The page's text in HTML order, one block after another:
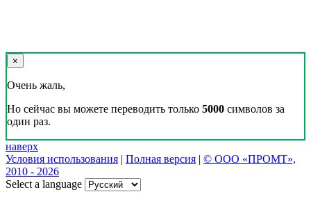
×
Очень жаль,
Но сейчас вы можете переводить только 5000 символов за
один раз.
наверх
Условия использования | Полная версия | © ООО «ПРОМТ»,
2010 - 2026
Select a language